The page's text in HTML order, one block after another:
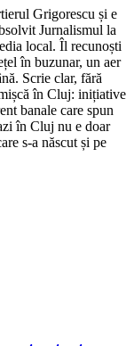
Grigorescu și e
Jurnalismul la
local. Îl recunoști
în buzunar, un aer
Scrie clar, fără
în Cluj: inițiative
banale care spun
în Cluj nu e doar
s-a născut și pe